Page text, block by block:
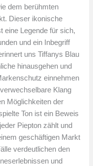
dem berühmten
Dieser ikonische
eine Legende für sich,
und ein Inbegriff
uns Tiffanys Blau
hinausgehen und
einnehmen
Klang
Möglichkeiten der
Ton ist ein Beweis
Piepton zählt und
geschäftigen Markt
verdeutlichen den
und